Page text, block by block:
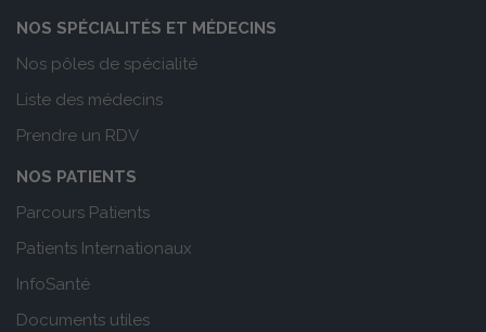
NOS SPÉCIALITÉS ET MÉDECINS
Nos pôles de spécialité
Liste des médecins
Prendre un RDV
NOS PATIENTS
Parcours Patients
Patients Internationaux
InfoSanté
Documents utiles